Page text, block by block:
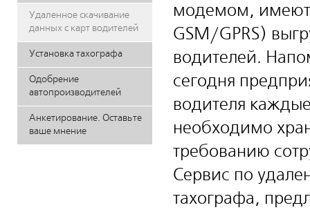
Удаленное скачивание
данных с карт водителей
Установка тахографа
Одобрение
автопроизводителей
Анкетирование. Оставьте
ваше мнение
модемом, имеют
GSM/GPRS)
водителей.
сегодня
водителя
необходимо
требованию
Сервис по
тахографа,